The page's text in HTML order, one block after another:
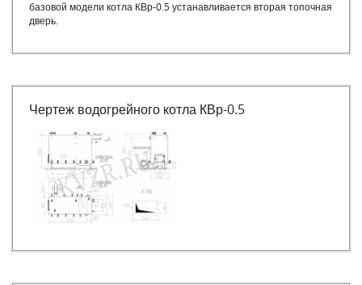
базовой модели котла КВр-0.5 устанавливается вторая топочная
дверь.
Чертеж водогрейного котла КВр-0.5